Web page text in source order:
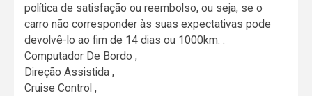
política de satisfação ou reembolso, ou seja, se o
carro não corresponder às suas expectativas pode
devolvê-lo ao fim de 14 dias ou 1000km. .
Computador De Bordo ,
Direção Assistida ,
Cruise Control ,